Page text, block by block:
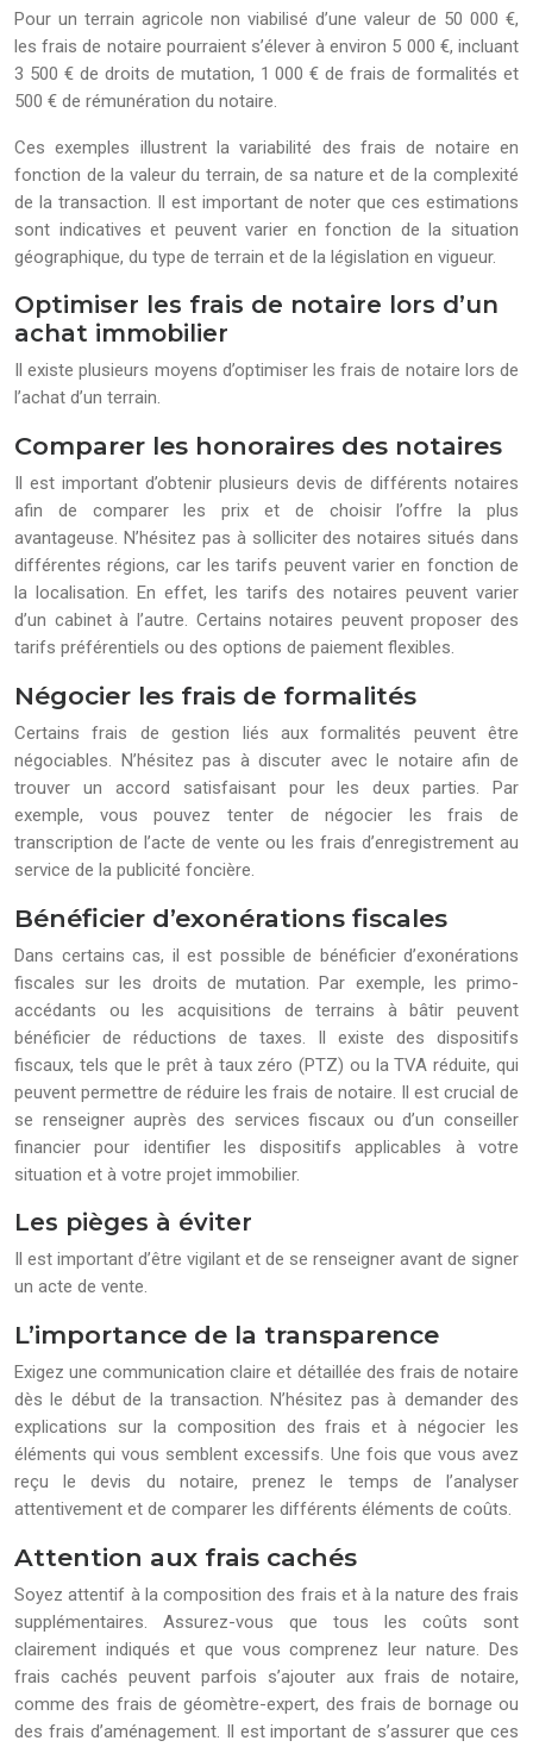
Pour un terrain agricole non viabilisé d’une valeur de 50 000 €,
les frais de notaire pourraient s’élever à environ 5 000 €, incluant
3 500 € de droits de mutation, 1 000 € de frais de formalités et
500 € de rémunération du notaire.
Ces exemples illustrent la variabilité des frais de notaire en
fonction de la valeur du terrain, de sa nature et de la complexité
de la transaction. Il est important de noter que ces estimations
sont indicatives et peuvent varier en fonction de la situation
géographique, du type de terrain et de la législation en vigueur.
Optimiser les frais de notaire lors d’un
achat immobilier
Il existe plusieurs moyens d’optimiser les frais de notaire lors de
l’achat d’un terrain.
Comparer les honoraires des notaires
Il est important d’obtenir plusieurs devis de différents notaires
afin de comparer les prix et de choisir l’offre la plus
avantageuse. N’hésitez pas à solliciter des notaires situés dans
différentes régions, car les tarifs peuvent varier en fonction de
la localisation. En effet, les tarifs des notaires peuvent varier
d’un cabinet à l’autre. Certains notaires peuvent proposer des
tarifs préférentiels ou des options de paiement flexibles.
Négocier les frais de formalités
Certains frais de gestion liés aux formalités peuvent être
négociables. N’hésitez pas à discuter avec le notaire afin de
trouver un accord satisfaisant pour les deux parties. Par
exemple, vous pouvez tenter de négocier les frais de
transcription de l’acte de vente ou les frais d’enregistrement au
service de la publicité foncière.
Bénéficier d’exonérations fiscales
Dans certains cas, il est possible de bénéficier d’exonérations
fiscales sur les droits de mutation. Par exemple, les primo-
accédants ou les acquisitions de terrains à bâtir peuvent
bénéficier de réductions de taxes. Il existe des dispositifs
fiscaux, tels que le prêt à taux zéro (PTZ) ou la TVA réduite, qui
peuvent permettre de réduire les frais de notaire. Il est crucial de
se renseigner auprès des services fiscaux ou d’un conseiller
financier pour identifier les dispositifs applicables à votre
situation et à votre projet immobilier.
Les pièges à éviter
Il est important d’être vigilant et de se renseigner avant de signer
un acte de vente.
L’importance de la transparence
Exigez une communication claire et détaillée des frais de notaire
dès le début de la transaction. N’hésitez pas à demander des
explications sur la composition des frais et à négocier les
éléments qui vous semblent excessifs. Une fois que vous avez
reçu le devis du notaire, prenez le temps de l’analyser
attentivement et de comparer les différents éléments de coûts.
Attention aux frais cachés
Soyez attentif à la composition des frais et à la nature des frais
supplémentaires. Assurez-vous que tous les coûts sont
clairement indiqués et que vous comprenez leur nature. Des
frais cachés peuvent parfois s’ajouter aux frais de notaire,
comme des frais de géomètre-expert, des frais de bornage ou
des frais d’aménagement. Il est important de s’assurer que ces